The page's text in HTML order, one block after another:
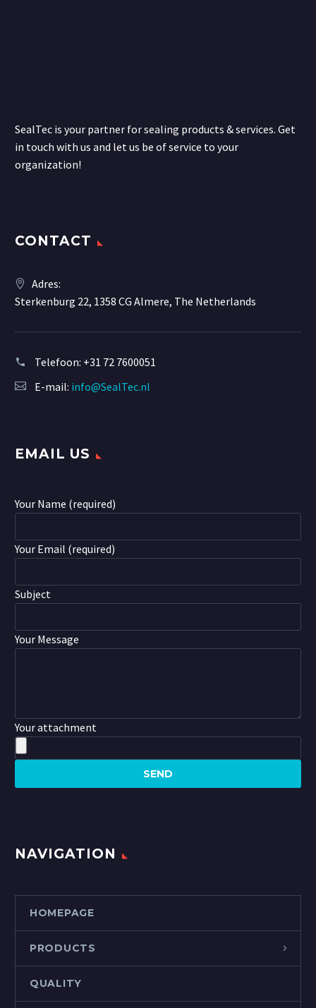
SealTec is your partner for sealing products & services. Get
in touch with us and let us be of service to your
organization!
CONTACT
Adres:
Sterkenburg 22, 1358 CG Almere, The Netherlands
Telefoon: +31 72 7600051
E-mail: info@SealTec.nl
EMAIL US
Your Name (required)
Your Email (required)
Subject
Your Message
Your attachment
NAVIGATION
HOMEPAGE
PRODUCTS
QUALITY